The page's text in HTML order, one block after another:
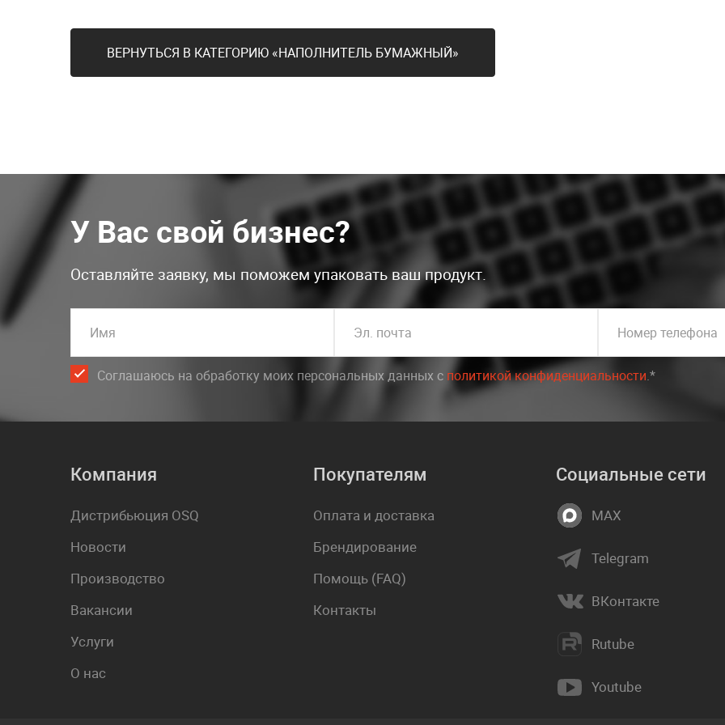
ВЕРНУТЬСЯ В КАТЕГОРИЮ «НАПОЛНИТЕЛЬ БУМАЖНЫЙ»
У Вас свой бизнес?
Оставляйте заявку, мы поможем упаковать ваш продукт.
Имя Эл. почта Номер телефона
Соглашаюсь на обработку моих персональных данных c политикой конфиденциальности.*
Компания
Дистрибьюция OSQ
Новости
Производство
Вакансии
Услуги
О нас
Покупателям
Оплата и доставка
Брендирование
Помощь (FAQ)
Контакты
Социальные сети
MAX
Telegram
ВКонтакте
Rutube
Youtube